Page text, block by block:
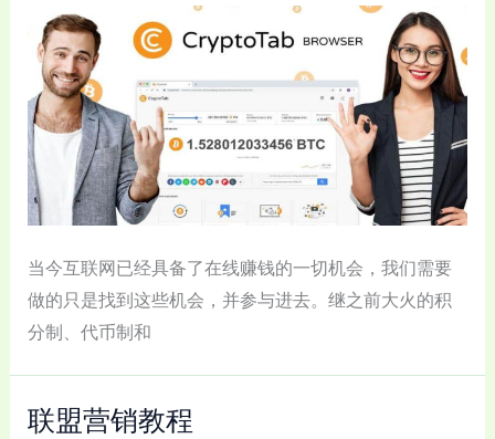
当今互联网已经具备了在线赚钱的一切机会，我们需要
做的只是找到这些机会，并参与进去。继之前大火的积
分制、代币制和
联盟营销教程